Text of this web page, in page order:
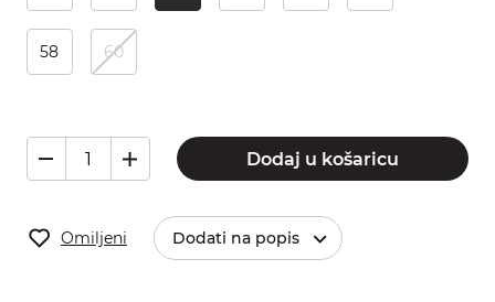
58 60
Dodaj u košaricu
Omiljeni Dodati na popis